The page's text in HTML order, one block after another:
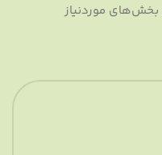
بخش‌های موردنیاز